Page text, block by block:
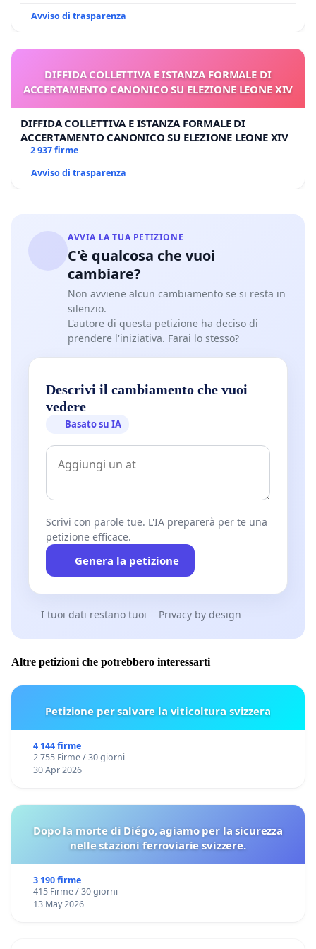
Avviso di trasparenza
DIFFIDA COLLETTIVA E ISTANZA FORMALE DI
ACCERTAMENTO CANONICO SU ELEZIONE LEONE XIV
DIFFIDA COLLETTIVA E ISTANZA FORMALE DI
ACCERTAMENTO CANONICO SU ELEZIONE LEONE XIV
2 937 firme
Avviso di trasparenza
AVVIA LA TUA PETIZIONE
C'è qualcosa che vuoi
cambiare?
Non avviene alcun cambiamento se si resta in
silenzio.
L'autore di questa petizione ha deciso di
prendere l'iniziativa. Farai lo stesso?
Descrivi il cambiamento che vuoi
vedere
Basato su IA
Scrivi con parole tue. L'IA preparerà per te una
petizione efficace.
Genera la petizione
I tuoi dati restano tuoi Privacy by design
Altre petizioni che potrebbero interessarti
Petizione per salvare la viticoltura svizzera
4 144 firme
2 755 Firme / 30 giorni
30 Apr 2026
Dopo la morte di Diégo, agiamo per la sicurezza
nelle stazioni ferroviarie svizzere.
3 190 firme
415 Firme / 30 giorni
13 May 2026